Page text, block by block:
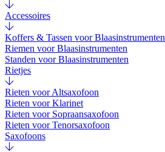
Accessoires
Koffers & Tassen voor Blaasinstrumenten
Riemen voor Blaasinstrumenten
Standen voor Blaasinstrumenten
Rietjes
Rieten voor Altsaxofoon
Rieten voor Klarinet
Rieten voor Sopraansaxofoon
Rieten voor Tenorsaxofoon
Saxofoons